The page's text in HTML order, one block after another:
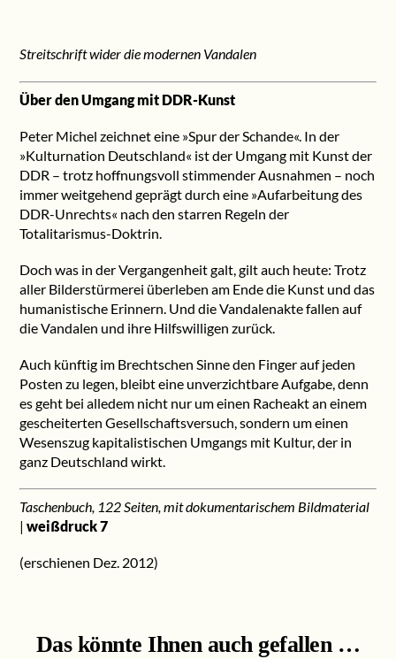
Streitschrift wider die modernen Vandalen
Über den Umgang mit DDR-Kunst
Peter Michel zeichnet eine »Spur der Schande«. In der
»Kulturnation Deutschland« ist der Umgang mit Kunst der
DDR – trotz hoffnungsvoll stimmender Ausnahmen – noch
immer weitgehend geprägt durch eine »Aufarbeitung des
DDR-Unrechts« nach den starren Regeln der
Totalitarismus-Doktrin.
Doch was in der Vergangenheit galt, gilt auch heute: Trotz
aller Bilderstürmerei überleben am Ende die Kunst und das
humanistische Erinnern. Und die Vandalenakte fallen auf
die Vandalen und ihre Hilfswilligen zurück.
Auch künftig im Brechtschen Sinne den Finger auf jeden
Posten zu legen, bleibt eine unverzichtbare Aufgabe, denn
es geht bei alledem nicht nur um einen Racheakt an einem
gescheiterten Gesellschaftsversuch, sondern um einen
Wesenszug kapitalistischen Umgangs mit Kultur, der in
ganz Deutschland wirkt.
Taschenbuch, 122 Seiten, mit dokumentarischem Bildmaterial
|weißdruck 7
(erschienen Dez. 2012)
Das könnte Ihnen auch gefallen …